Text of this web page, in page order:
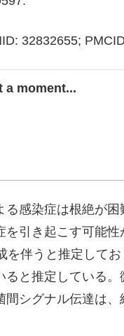
32832655;
a moment...
感染症は根絶が
引き起こす可能
を伴うと推定して
ると推定している
シグナル伝達は